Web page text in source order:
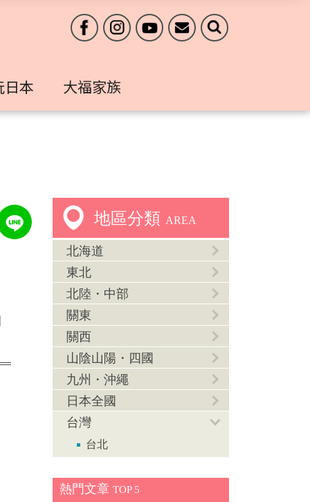
日本 大福家族
地區分類 AREA
北海道
東北
北陸・中部
關東
關西
山陰山陽・四國
九州・沖繩
日本全國
台灣
台北
熱門文章 TOP 5